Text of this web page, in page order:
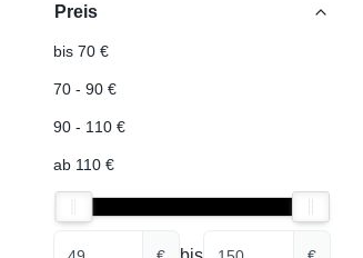
Preis
bis 70 €
70 - 90 €
90 - 110 €
ab 110 €